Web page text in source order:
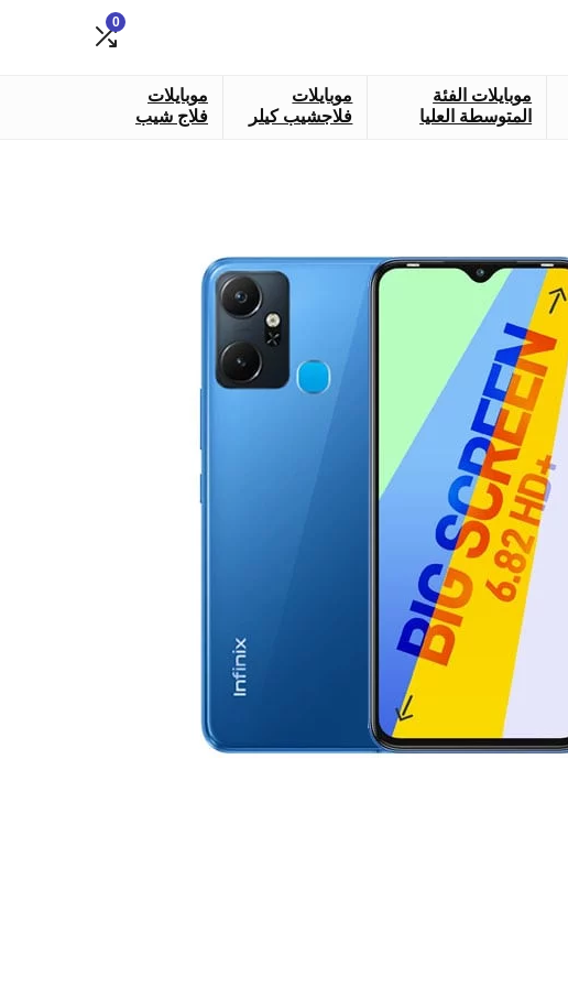
0
موبايلات الفئة
المتوسطة العليا
موبايلات
فلاجشيب كيلر
موبايلات
فلاج شيب